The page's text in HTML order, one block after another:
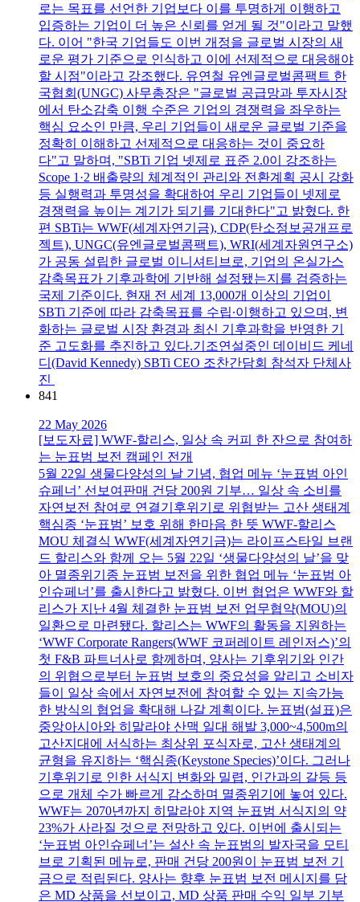
로는 목표를 선언한 기업보다 이를 투명하게 이행하고
입증하는 기업이 더 높은 신뢰를 얻게 될 것"이라고 말했
다. 이어 "한국 기업들도 이번 개정을 글로벌 시장의 새
로운 평가 기준으로 인식하고 이에 선제적으로 대응해야
할 시점"이라고 강조했다. 유연철 유엔글로벌콤팩트 한
국협회(UNGC) 사무총장은 "글로벌 공급망과 투자시장
에서 탄소감축 이행 수준은 기업의 경쟁력을 좌우하는
핵심 요소인 만큼, 우리 기업들이 새로운 글로벌 기준을
정확히 이해하고 선제적으로 대응하는 것이 중요하
다"고 말하며, "SBTi 기업 넷제로 표준 2.0이 강조하는
Scope 1·2 배출량의 체계적인 관리와 전환계획 공시 강화
등 실행력과 투명성을 확대하여 우리 기업들이 넷제로
경쟁력을 높이는 계기가 되기를 기대한다"고 밝혔다. 한
편 SBTi는 WWF(세계자연기금), CDP(탄소정보공개프로
젝트), UNGC(유엔글로벌콤팩트), WRI(세계자원연구소)
가 공동 설립한 글로벌 이니셔티브로, 기업의 온실가스
감축목표가 기후과학에 기반해 설정됐는지를 검증하는
국제 기준이다. 현재 전 세계 13,000개 이상의 기업이
SBTi 기준에 따라 감축목표를 수립∙이행하고 있으며, 변
화하는 글로벌 시장 환경과 최신 기후과학을 반영한 기
준 고도화를 추진하고 있다.기조연설중인 데이비드 케네
디(David Kennedy) SBTi CEO 조찬간담회 참석자 단체사
진
841
22 May 2026
[보도자료] WWF-할리스, 일상 속 커피 한 잔으로 참여하
는 눈표범 보전 캠페인 전개
5월 22일 생물다양성의 날 기념, 협업 메뉴 ‘눈표범 아인
슈페너’ 선보여판매 건당 200원 기부… 일상 속 소비를
자연보전 참여로 연결기후위기로 위협받는 고산 생태계
핵심종 ‘눈표범’ 보호 위해 한마음 한 뜻 WWF-할리스
MOU 체결식 WWF(세계자연기금)는 라이프스타일 브랜
드 할리스와 함께 오는 5월 22일 ‘생물다양성의 날’을 맞
아 멸종위기종 눈표범 보전을 위한 협업 메뉴 ‘눈표범 아
인슈페너’를 출시한다고 밝혔다. 이번 협업은 WWF와 할
리스가 지난 4월 체결한 눈표범 보전 업무협약(MOU)의
일환으로 마련됐다. 할리스는 WWF의 활동을 지원하는
‘WWF Corporate Rangers(WWF 코퍼레이트 레인저스)’의
첫 F&B 파트너사로 함께하며, 양사는 기후위기와 인간
의 위협으로부터 눈표범 보호의 중요성을 알리고 소비자
들이 일상 속에서 자연보전에 참여할 수 있는 지속가능
한 방식의 협업을 확대해 나갈 계획이다. 눈표범(설표)은
중앙아시아와 히말라야 산맥 일대 해발 3,000~4,500m의
고산지대에 서식하는 최상위 포식자로, 고산 생태계의
균형을 유지하는 ‘핵심종(Keystone Species)’이다. 그러나
기후위기로 인한 서식지 변화와 밀렵, 인간과의 갈등 등
으로 개체 수가 빠르게 감소하며 멸종위기에 놓여 있다.
WWF는 2070년까지 히말라야 지역 눈표범 서식지의 약
23%가 사라질 것으로 전망하고 있다. 이번에 출시되는
‘눈표범 아인슈페너’는 설산 속 눈표범의 발자국을 모티
브로 기획된 메뉴로, 판매 건당 200원이 눈표범 보전 기
금으로 적립된다. 양사는 향후 눈표범 보전 메시지를 담
은 MD 상품을 선보이고, MD 상품 판매 수익 일부 기부